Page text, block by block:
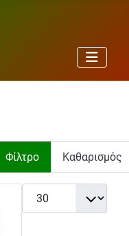
Φίλτρο Καθαρισμός
Εμφάνιση #